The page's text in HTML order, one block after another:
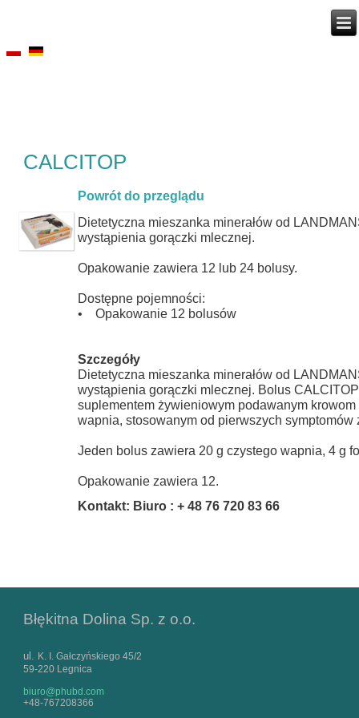
CALCITOP
Powrót do przeglądu
Dietetyczna mieszanka minerałów od
wystąpienia gorączki mlecznej.
Opakowanie zawiera 12 lub 24 bolusy.
Dostępne pojemności:
• Opakowanie 12 bolusów
Szczegóły
Dietetyczna mieszanka minerałów od
wystąpienia gorączki mlecznej. Bolus
suplementem żywieniowym podawanym
wapnia, stosowanym od pierwszych
Jeden bolus zawiera 20 g czystego wapnia, 4 g
Opakowanie zawiera 12.
Kontakt: Biuro : + 48 76 720 83 66
Błękitna Dolina Sp. z o.o.
ul.
K. I. Gałczyńskiego 45/2
59-220 Legnica
biuro@phubd.com
+48-767208366